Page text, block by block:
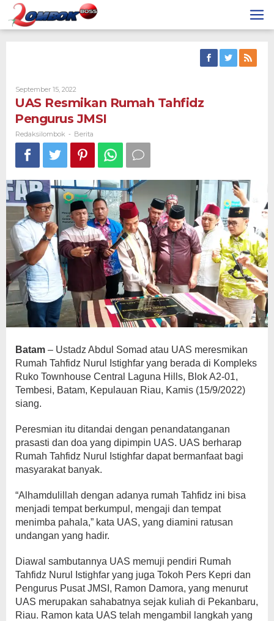
Skip
content
September 15, 2022
Redaksilombok
UAS Resmikan Rumah Tahfidz
Pengurus JMSI
Redaksilombok - Berita
Batam – Ustadz Abdul Somad atau UAS meresmikan
Rumah Tahfidz Nurul Istighfar yang berada di Kompleks
Ruko Townhouse Central Laguna Hills, Blok A2-01,
Tembesi, Batam, Kepulauan Riau, Kamis (15/9/2022)
siang.
Peresmian itu ditandai dengan penandatanganan
prasasti dan doa yang dipimpin UAS. UAS berharap
Rumah Tahfidz Nurul Istighfar dapat bermanfaat bagi
masyarakat banyak.
“Alhamdulillah dengan adanya rumah Tahfidz ini bisa
menjadi tempat berkumpul, mengaji dan tempat
menimba pahala,” kata UAS, yang diamini ratusan
undangan yang hadir.
Diawal sambutannya UAS memuji pendiri Rumah
Tahfidz Nurul Istighfar yang juga Tokoh Pers Kepri dan
Pengurus Pusat JMSI, Ramon Damora, yang menurut
UAS merupakan sahabatnya sejak kuliah di Pekanbaru,
Riau. Ramon kata UAS telah mengambil langkah yang